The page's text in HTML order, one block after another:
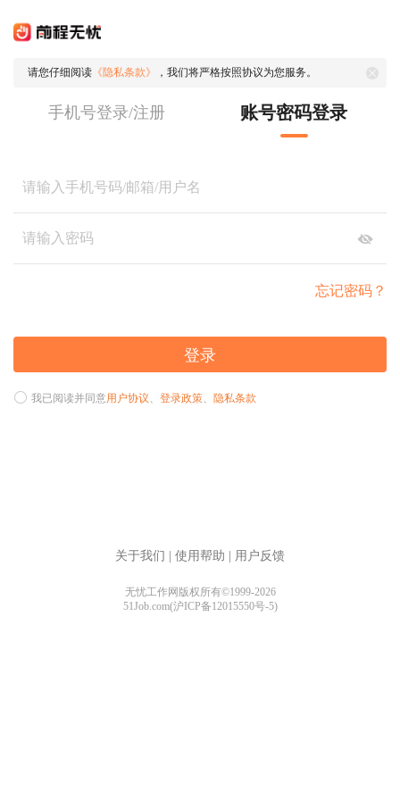
请您仔细阅读 《隐私条款》 ，我们将严格按照协议为您服务。
手机号登录/注册 账号密码登录
忘记密码？
登录
我已阅读并同意用户协议、 登录政策、 隐私条款
关于我们 使用帮助 用户反馈
无忧工作网版权所有©1999-2026
51Job.com(沪ICP备12015550号-5)